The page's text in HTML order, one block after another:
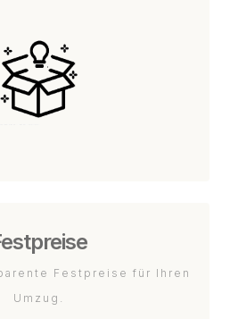
Festpreise für Ihren
Umzug.